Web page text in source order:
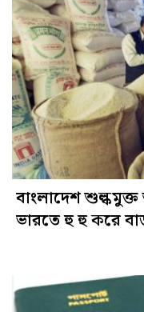
বাংলাদেশ
ভারতে হু হু করে